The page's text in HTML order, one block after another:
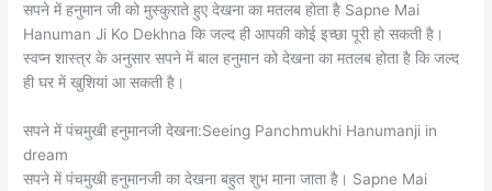
सपने में हनुमान जी को मुस्कुराते हुए देखना का मतलब होता है Sapne Mai
Hanuman Ji Ko Dekhna कि जल्द ही आपकी कोई इच्छा पूरी हो सकती है।
स्वप्न शास्त्र के अनुसार सपने में बाल हनुमान को देखना का मतलब होता है कि जल्द
ही घर में खुशियां आ सकती है।
सपने में पंचमुखी हनुमानजी देखना:Seeing Panchmukhi Hanumanji in
dream
सपने में पंचमुखी हनुमानजी का देखना बहुत शुभ माना जाता है। Sapne Mai